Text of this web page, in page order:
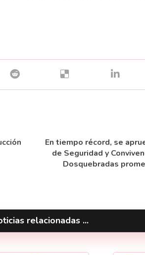
En tiempo récord, se
de Seguridad y
Dosquebradas
relacionadas ...